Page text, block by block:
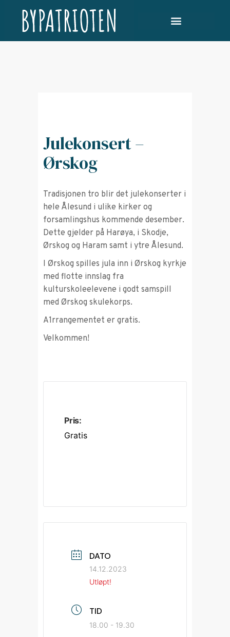
Julekonsert –
Ørskog
Tradisjonen tro blir det julekonserter i
hele Ålesund i ulike kirker og
forsamlingshus kommende desember.
Dette gjelder på Harøya, i Skodje,
Ørskog og Haram samt i ytre Ålesund.
I Ørskog spilles jula inn i Ørskog kyrkje
med flotte innslag fra
kulturskoleelevene i godt samspill
med Ørskog skulekorps.
A1rrangementet er gratis.
Velkommen!
Pris:
Gratis
DATO
14.12.2023
Utløpt!
TID
18.00 - 19.30